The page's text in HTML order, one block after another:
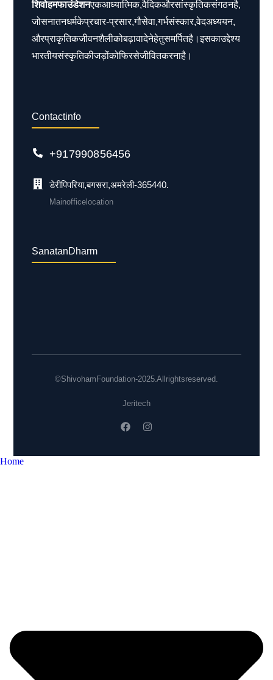
शिवोहम फाउंडेशनएक आध्यात्मिक, वैदिक और सांस्कृतिक संगठन है,
जो सनातन धर्म के प्रचार-प्रसार, गौसेवा, गर्भ संस्कार, वेद अध्ययन,
और प्राकृतिक जीवनशैली को बढ़ावा देने हेतु समर्पित है। इसका उद्देश्य
भारतीय संस्कृति की जड़ों को फिर से जीवित करना है।
Contact info
+91 79908 56456
डेरी पिपरिया, बगसरा, अमरेली - 365440.
Main office location
Sanatan Dharm
©Shivoham Foundation - 2025. All rights reserved.
Jeritech
Home